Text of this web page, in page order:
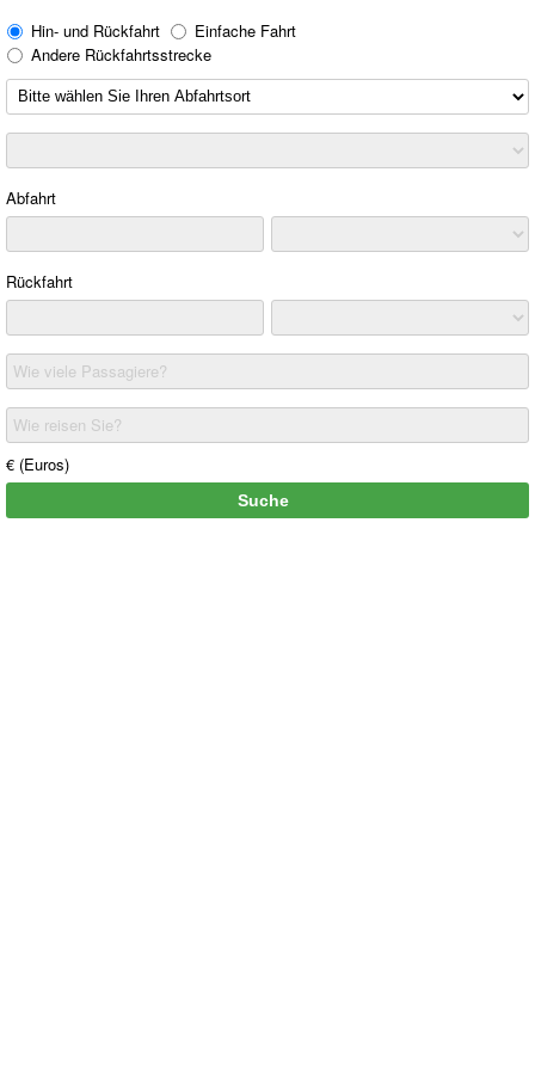
Hin- und Rückfahrt
Einfache Fahrt
Andere Rückfahrtsstrecke
Abfahrt
Rückfahrt
Wie viele Passagiere?
Wie reisen Sie?
€ (Euros)
Suche